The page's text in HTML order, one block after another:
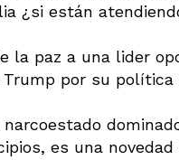
¿si están
la paz a una lider
por su
es una